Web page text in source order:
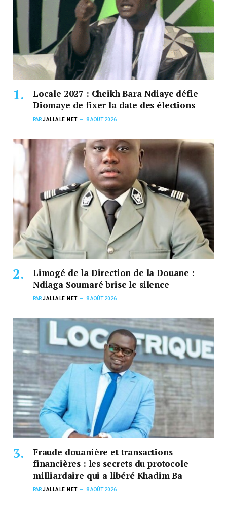
Locale 2027 : Cheikh Bara Ndiaye défie
Diomaye de fixer la date des élections
PARJALLALE.NET 8 AOÛT 2026
Limogé de la Direction de la Douane :
Ndiaga Soumaré brise le silence
PARJALLALE.NET 8 AOÛT 2026
Fraude douanière et transactions
financières : les secrets du protocole
milliardaire qui a libéré Khadim Ba
PARJALLALE.NET 8 AOÛT 2026